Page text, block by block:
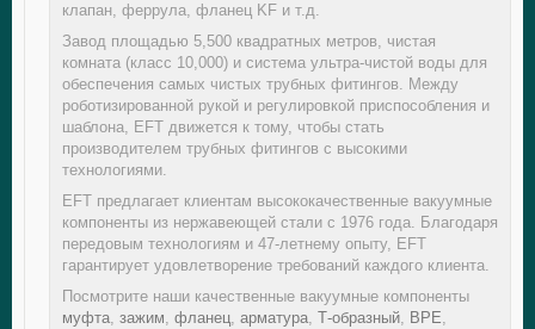
клапан, феррула, фланец KF и т.д.
Завод площадью 5,500 квадратных метров, чистая
комната (класс 10,000) и система ультра-чистой воды для
обеспечения самых чистых трубных фитингов. Между
роботизированной рукой и регулировкой приспособления и
шаблона, EFT движется к тому, чтобы стать
производителем трубных фитингов с высокими
технологиями.
EFT предлагает клиентам высококачественные вакуумные
компоненты из нержавеющей стали с 1976 года. Благодаря
передовым технологиям и 47-летнему опыту, EFT
гарантирует удовлетворение требований каждого клиента.
Посмотрите наши качественные вакуумные компоненты
муфта, зажим, фланец, арматура, Т-образный, BPE,